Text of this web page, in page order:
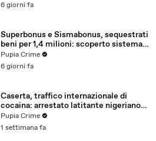
6 giorni fa
Superbonus e Sismabonus, sequestrati
beni per 1,4 milioni: scoperto sistema
con false abitazioni (29.07.26)
Pupia Crime
6 giorni fa
Caserta, traffico internazionale di
cocaina: arrestato latitante nigeriano
ricercato dal 2019 (28.07.26)
Pupia Crime
1 settimana fa